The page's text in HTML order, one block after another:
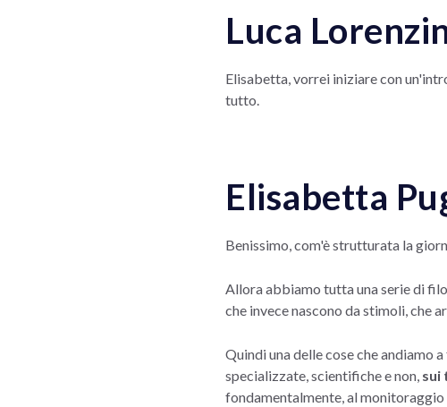
Luca
Elisabetta, vorrei iniziare con
tutto.
Elisabetta
Benissimo, com'è strutturata la
Allora abbiamo tutta una serie di
che invece nascono da stimoli, che
Quindi una delle cose che andiamo
specializzate, scientifiche e non, sui
fondamentalmente, al monitoraggio